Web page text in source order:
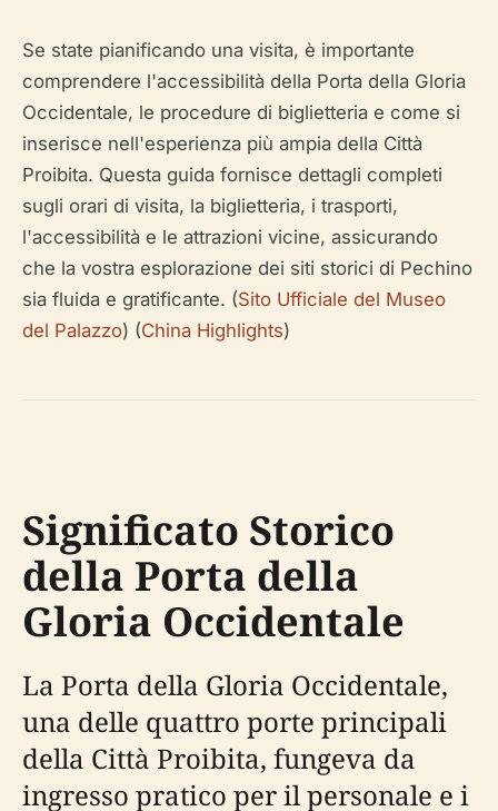
Se state pianificando una visita, è importante
comprendere l'accessibilità della Porta della Gloria
Occidentale, le procedure di biglietteria e come si
inserisce nell'esperienza più ampia della Città
Proibita. Questa guida fornisce dettagli completi
sugli orari di visita, la biglietteria, i trasporti,
l'accessibilità e le attrazioni vicine, assicurando
che la vostra esplorazione dei siti storici di Pechino
sia fluida e gratificante. (Sito Ufficiale del Museo
del Palazzo) (China Highlights)
Significato Storico
della Porta della
Gloria Occidentale
La Porta della Gloria Occidentale,
una delle quattro porte principali
della Città Proibita, fungeva da
ingresso pratico per il personale e i